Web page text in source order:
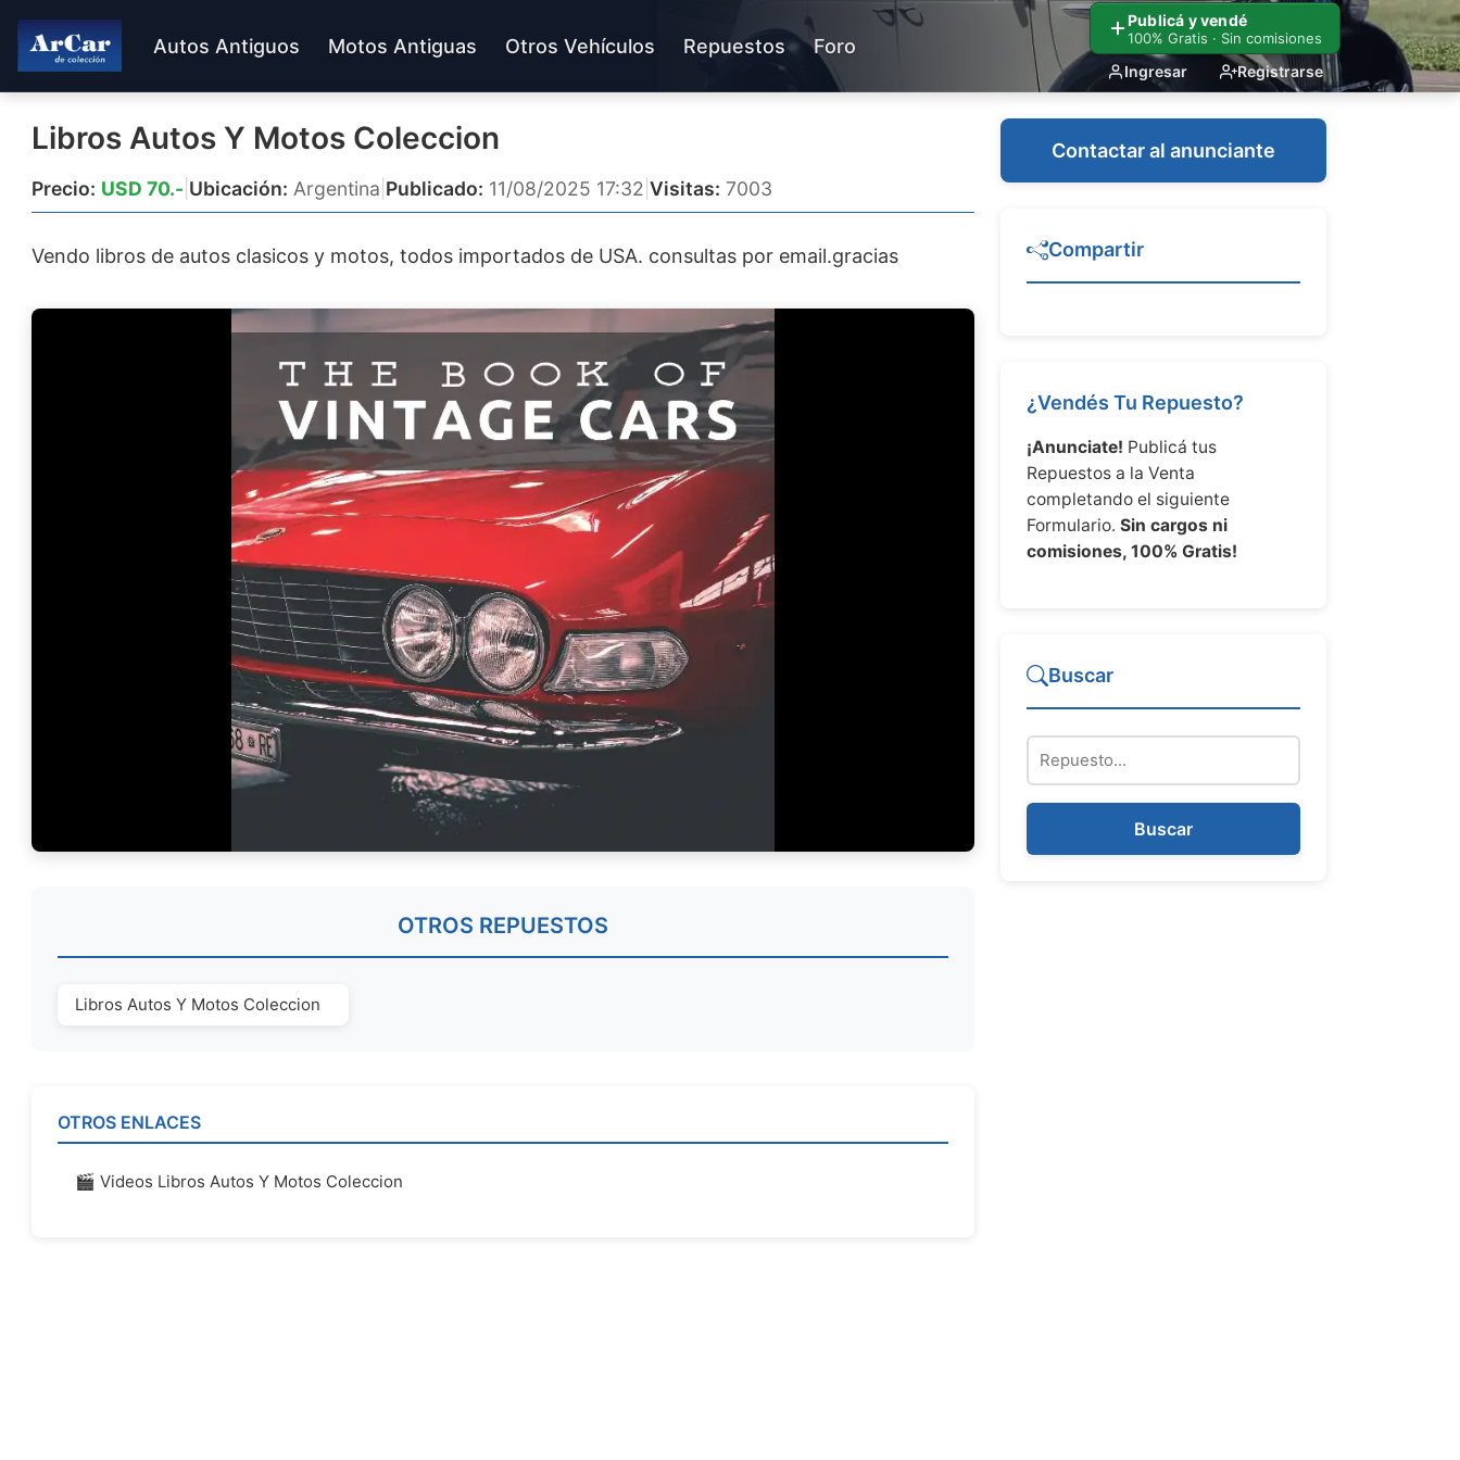
Publicá y vendé
100% Gratis · Sin comisiones
Ingresar Registrarse
Autos Antiguos Motos Antiguas Otros Vehículos Repuestos Foro
Libros Autos Y Motos Coleccion
Precio: USD 70.- Ubicación: Argentina Publicado: 11/08/2025 17:32 Visitas: 7003
Vendo libros de autos clasicos y motos, todos importados de USA. consultas por email.gracias
OTROS REPUESTOS
Libros Autos Y Motos Coleccion
OTROS ENLACES
🎬 Videos Libros Autos Y Motos Coleccion
Contactar al anunciante
Compartir
¿Vendés Tu Repuesto?
¡Anunciate! Publicá tus
Repuestos a la Venta
completando el siguiente
Formulario. Sin cargos ni
comisiones, 100% Gratis!
Buscar
Buscar